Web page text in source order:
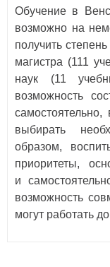
Обучение в
возможно на
получить
магистра (111
наук (11
возможность
выбирать
образом,
приоритеты,
и
возможность
могут работать